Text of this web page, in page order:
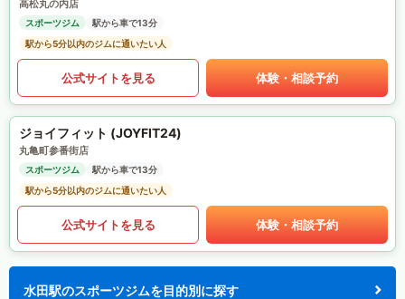
高松丸の内店
スポーツジム
駅から車で13分
駅から5分以内のジムに通いたい人
公式サイトを見る 体験・相談予約
ジョイフィット (JOYFIT24)
丸亀町参番街店
スポーツジム
駅から車で13分
駅から5分以内のジムに通いたい人
公式サイトを見る 体験・相談予約
水田駅のスポーツジムを目的別に探す